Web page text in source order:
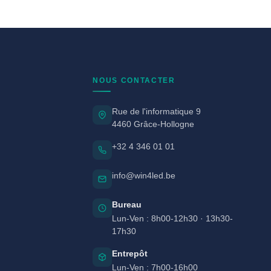
NOUS CONTACTER
Rue de l'informatique 9
4460 Grâce-Hollogne
+32 4 346 01 01
info@win4led.be
Bureau
Lun-Ven : 8h00-12h30 · 13h30-
17h30
Entrepôt
Lun-Ven : 7h00-16h00